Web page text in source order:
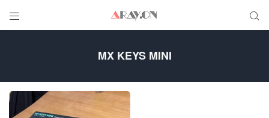
 
MX KEYS MINI